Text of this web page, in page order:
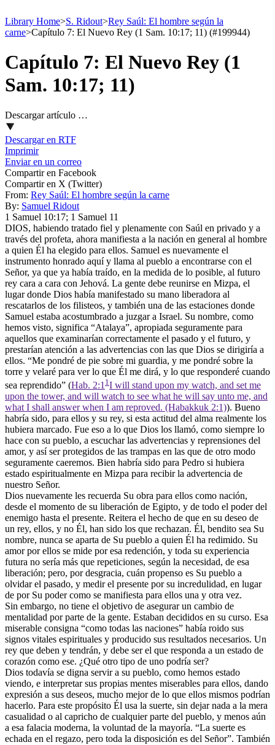
Library Home>S. Ridout>Rey Saúl: El hombre según la
carne>Capítulo 7: El Nuevo Rey (1 Sam. 10:17; 11) (#199944)
Capítulo 7: El Nuevo Rey (1
Sam. 10:17; 11)
Descargar artículo …
Descargar en RTF
Imprimir
Enviar en un correo
Compartir en Facebook
Compartir en X (Twitter)
From: Rey Saúl: El hombre según la carne
By: Samuel Ridout
1 Samuel 10:17; 1 Samuel 11
DIOS, habiendo tratado fiel y plenamente con Saúl en privado y a
través del profeta, ahora manifiesta a la nación en general al hombre
a quien Él ha elegido para ellos. Samuel es nuevamente el
instrumento honrado aquí y llama al pueblo a encontrarse con el
Señor, ya que ya había traído, en la medida de lo posible, al futuro
rey cara a cara con Jehová. La gente debe reunirse en Mizpa, el
lugar donde Dios había manifestado su mano liberadora al
rescatarlos de los filisteos, y también una de las estaciones donde
Samuel estaba acostumbrado a juzgar a Israel. Su nombre, como
hemos visto, significa “Atalaya”, apropiada seguramente para
aquellos que examinarían correctamente el pasado y el futuro, y
prestarían atención a las advertencias con las que Dios se dirigiría a
ellos. “Me pondré de pie sobre mi guardia, y me pondré sobre la
torre y velaré para ver lo que Él me dirá, y lo que responderé cuando
sea reprendido” (Hab. 2:1 1 I will stand upon my watch, and set me
upon the tower, and will watch to see what he will say unto me, and
what I shall answer when I am reproved. (Habakkuk 2:1)). Bueno
habría sido, para ellos y su rey, si esta actitud del alma realmente los
hubiera marcado. Fue eso a lo que Dios los llamó, como siempre lo
hace con su pueblo, a escuchar las advertencias y reprensiones del
amor, y así ser protegidos de las trampas en las que de otro modo
seguramente caeremos. Bien habría sido para Pedro si hubiera
estado espiritualmente en Mizpa para recibir la advertencia de
nuestro Señor.
Dios nuevamente les recuerda Su obra para ellos como nación,
desde el momento de su liberación de Egipto, y de todo el poder del
enemigo hasta el presente. Reitera el hecho de que en su deseo de
un rey, ellos, y no Él, han sido los que rechazan. Él, bendito sea Su
nombre, nunca se aparta de Su pueblo a quien Él ha redimido. Su
amor por ellos se mide por esa redención, y toda su experiencia
futura no sería más que repeticiones, según la necesidad, de esa
liberación; pero, por desgracia, cuán propenso es Su pueblo a
olvidar el pasado, y medir el presente por su incredulidad, en lugar
de por Su poder como se manifiesta para ellos una y otra vez.
Sin embargo, no tiene el objetivo de asegurar un cambio de
mentalidad por parte de la gente. Estaban decididos en su curso. Esa
miserable consigna “como todas las naciones” había roido sus
signos vitales espirituales y producido sus resultados necesarios. Un
rey que deben y tendrán, y debe ser el que responda a un estado de
corazón como ese. ¿Qué otro tipo de uno podría ser?
Dios todavía se digna servir a su pueblo, como hemos estado
viendo, e interpretar sus propias mentes miserables para ellos, dando
expresión a sus deseos, mucho mejor de lo que ellos mismos podrían
hacerlo. Para este propósito Él usa la suerte, sin dejar nada a la mera
casualidad o al capricho de cualquier parte del pueblo, y menos aún
a esa falacia moderna, la voluntad de la mayoría. “La suerte es
echada en el regazo, pero toda la disposición es del Señor”. También